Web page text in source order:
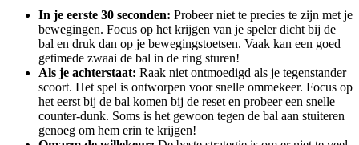
In je eerste 30 seconden: Probeer niet te precies te zijn met je
bewegingen. Focus op het krijgen van je speler dicht bij de
bal en druk dan op je bewegingstoetsen. Vaak kan een goed
getimede zwaai de bal in de ring sturen!
Als je achterstaat: Raak niet ontmoedigd als je tegenstander
scoort. Het spel is ontworpen voor snelle ommekeer. Focus op
het eerst bij de bal komen bij de reset en probeer een snelle
counter-dunk. Soms is het gewoon tegen de bal aan stuiteren
genoeg om hem erin te krijgen!